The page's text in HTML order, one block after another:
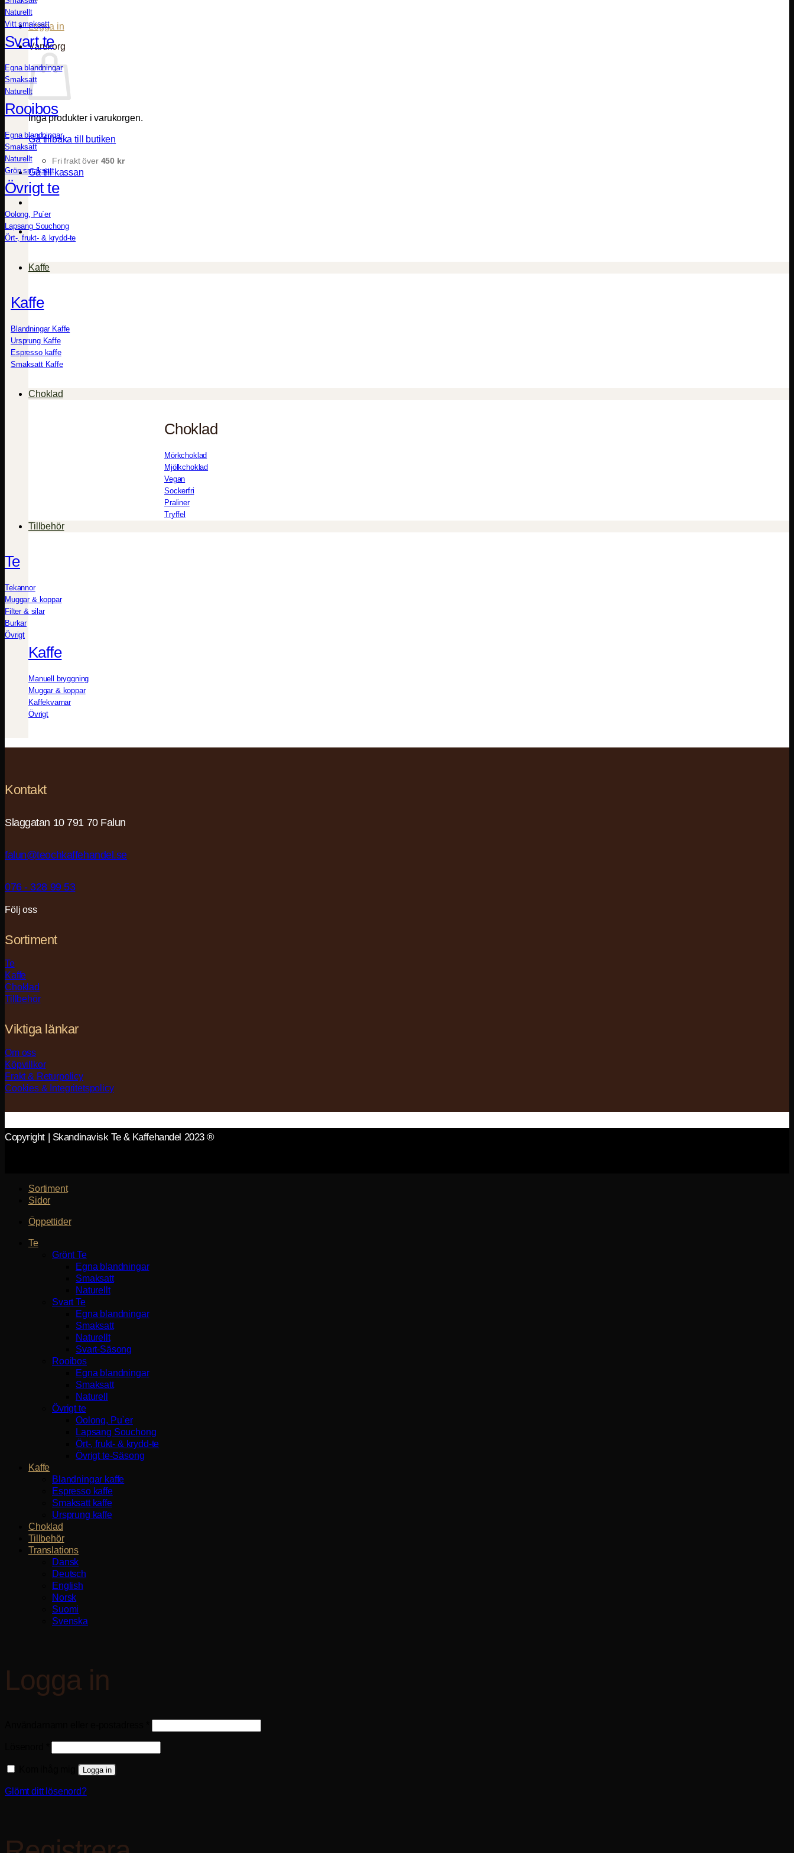
Logga in
Varukorg
Inga produkter i varukorgen.
Gå tillbaka till butiken
Fri frakt över 450 kr
Gå till kassan
Naturellt
Vitt smaksatt
Svart te
Egna blandningar
Smaksatt
Naturellt
Rooibos
Egna blandningar
Smaksatt
Naturellt
Grön smaksatt
Övrigt te
Oolong, Pu`er
Lapsang Souchong
Ört-, frukt- & krydd-te
Kaffe
Kaffe
Blandningar Kaffe
Ursprung Kaffe
Espresso kaffe
Smaksatt Kaffe
Choklad
Choklad
Mörkchoklad
Mjölkchoklad
Vegan
Sockerfri
Praliner
Tryffel
Tillbehör
Te
Tekannor
Muggar & koppar
Filter & silar
Burkar
Övrigt
Kaffe
Manuell bryggning
Muggar & koppar
Kaffekvarnar
Övrigt
Kontakt
Slaggatan 10 791 70 Falun
falun@teochkaffehandel.se
076 - 328 99 53
Följ oss
Sortiment
Te
Kaffe
Choklad
Tillbehör
Viktiga länkar
Om oss
Köpvillkor
Frakt & Returpolicy
Cookies & Integritetspolicy
Copyright | Skandinavisk Te & Kaffehandel 2023 ®
Sortiment
Sidor
Öppettider
Te
Grönt Te
Egna blandningar
Smaksatt
Naturellt
Svart Te
Egna blandningar
Smaksatt
Naturellt
Svart-Säsong
Rooibos
Egna blandningar
Smaksatt
Naturell
Övrigt te
Oolong, Pu`er
Lapsang Souchong
Ört-, frukt- & krydd-te
Övrigt te-Säsong
Kaffe
Blandningar kaffe
Espresso kaffe
Smaksatt kaffe
Ursprung kaffe
Choklad
Tillbehör
Translations
Dansk
Deutsch
English
Norsk
Suomi
Svenska
Logga in
Logga in
Glömt ditt lösenord?